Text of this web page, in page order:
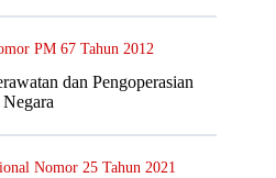
PM 67 Tahun 2012
dan Pengoperasian
Nomor 25 Tahun 2021